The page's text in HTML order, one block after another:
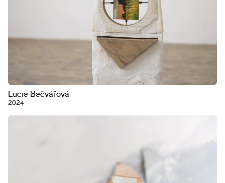
Lucie Bečvářová
2024